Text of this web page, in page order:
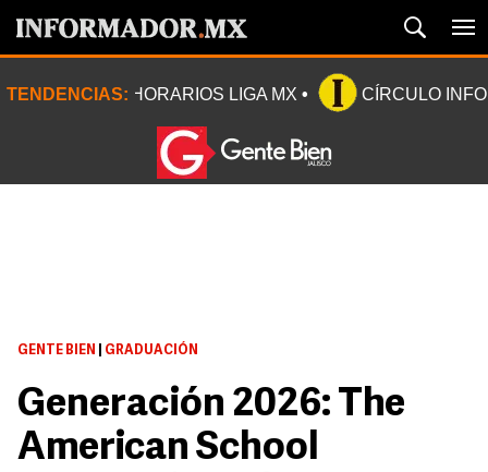
TENDENCIAS: HORARIOS LIGA MX CÍRCULO
GENTE BIEN GRADUACIÓN
Generación 2026: The
American School